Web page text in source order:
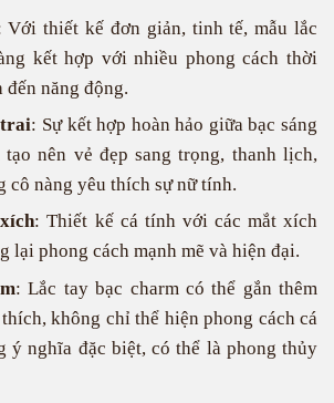
Với thiết kế đơn giản, tinh tế, mẫu lắc
kết hợp với nhiều phong cách thời
năng động.
trai: Sự kết hợp hoàn hảo giữa bạc sáng
nên vẻ đẹp sang trọng, thanh lịch,
cô nàng yêu thích sự nữ tính.
: Thiết kế cá tính với các mắt xích
lại phong cách mạnh mẽ và hiện đại.
: Lắc tay bạc charm có thể gắn thêm
không chỉ thể hiện phong cách cá
ý nghĩa đặc biệt, có thể là phong thủy